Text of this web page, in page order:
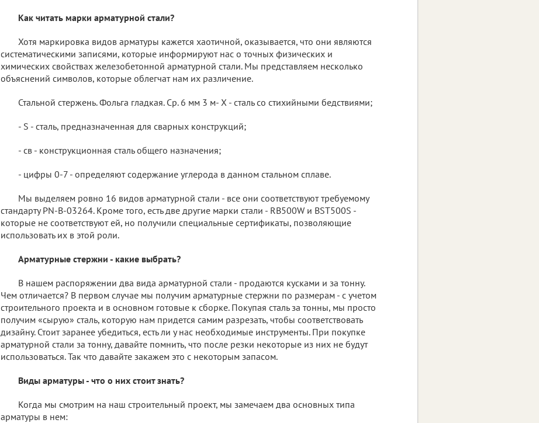
Как читать марки арматурной стали?
Хотя маркировка видов арматуры кажется хаотичной, оказывается, что они являются
систематическими записями, которые информируют нас о точных физических и
химических свойствах железобетонной арматурной стали. Мы представляем несколько
объяснений символов, которые облегчат нам их различение.
Стальной стержень. Фольга гладкая. Ср. 6 мм 3 м- Х - сталь со стихийными бедствиями;
- S - сталь, предназначенная для сварных конструкций;
- св - конструкционная сталь общего назначения;
- цифры 0-7 - определяют содержание углерода в данном стальном сплаве.
Мы выделяем ровно 16 видов арматурной стали - все они соответствуют требуемому
стандарту PN-B-03264. Кроме того, есть две другие марки стали - RB500W и BST500S -
которые не соответствуют ей, но получили специальные сертификаты, позволяющие
использовать их в этой роли.
Арматурные стержни - какие выбрать?
В нашем распоряжении два вида арматурной стали - продаются кусками и за тонну.
Чем отличается? В первом случае мы получим арматурные стержни по размерам - с учетом
строительного проекта и в основном готовые к сборке. Покупая сталь за тонны, мы просто
получим «сырую» сталь, которую нам придется самим разрезать, чтобы соответствовать
дизайну. Стоит заранее убедиться, есть ли у нас необходимые инструменты. При покупке
арматурной стали за тонну, давайте помнить, что после резки некоторые из них не будут
использоваться. Так что давайте закажем это с некоторым запасом.
Виды арматуры - что о них стоит знать?
Когда мы смотрим на наш строительный проект, мы замечаем два основных типа
арматуры в нем: